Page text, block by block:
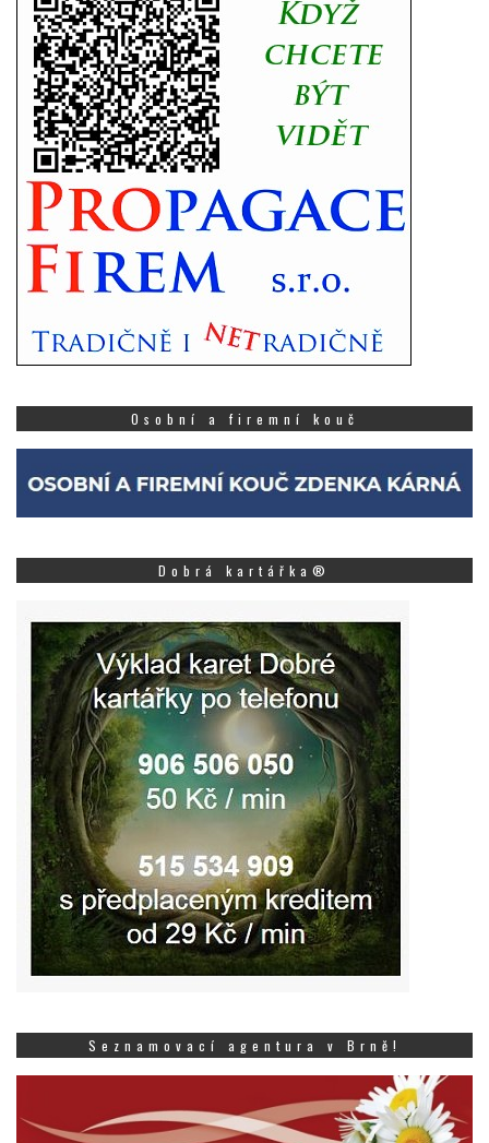
Osobní a firemní kouč
Dobrá kartářka®
Seznamovací agentura v Brně!